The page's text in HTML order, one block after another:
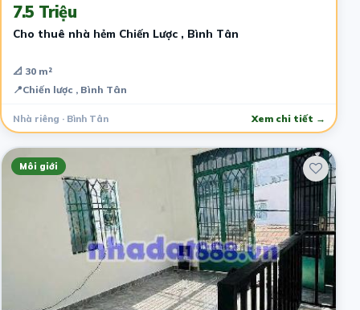
7.5 Triệu
Cho thuê nhà hẻm Chiến Lược , Bình Tân
📐 30 m²
📍Chiến lược , Bình Tân
Nhà riêng · Bình Tân Xem chi tiết →
Môi giới